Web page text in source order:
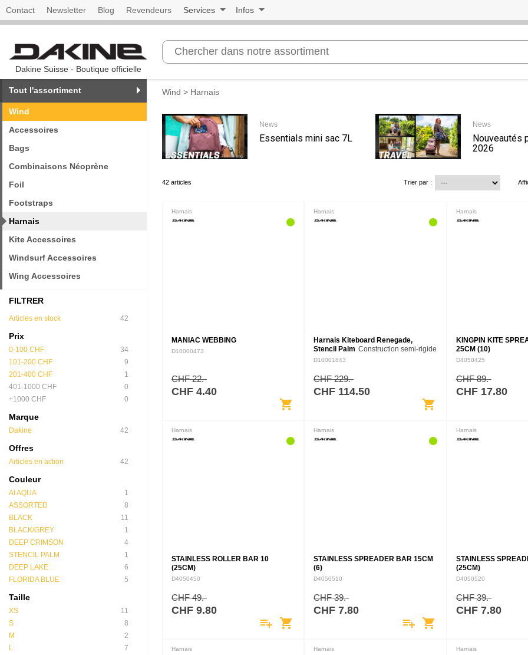
Contact Newsletter Blog Revendeurs Services Infos
Dakine Suisse - Boutique officielle
Tout l'assortiment
Wind
Accessoires
Bags
Combinaisons Néoprène
Foil
Footstraps
Harnais
Kite Accessoires
Windsurf Accessoires
Wing Accessoires
FILTRER
Articles en stock 42
Prix
0-100 CHF
34
101-200 CHF
9
201-400 CHF
1
401-1000 CHF
0
+1000 CHF
0
Marque
Dakine 42
Offres
Articles en action 42
Couleur
AI AQUA
1
ASSORTED
8
BLACK
11
BLACK/GREY
1
DEEP CRIMSON
4
STENCIL PALM
1
DEEP LAKE
6
FLORIDA BLUE
5
Taille
XS
11
S
8
M
2
L
7
Wind > Harnais
News
Essentials mini sac 7L
News
Nouveautés
2026
42 articles Trier par :
Harnais
MANIAC WEBBING
D10000473
CHF 22.-
CHF 4.40
shopping_cart
Harnais
Harnais Kiteboard Renegade,
Stencil Palm Construction semi-rigide
en composite Curv et profil étroit.
latérale rapide et hauteur réglable
Rembourrage en…
D10001843
CHF 229.-
CHF 114.50
shopping_cart
Harnais
KINGPIN KITE
25CM (10)
D4050425
CHF 89.-
CHF 17.80
Harnais
STAINLESS ROLLER BAR 10
(25CM)
D4050450
CHF 49.-
CHF 9.80
playlist_add shopping_cart
Harnais
STAINLESS SPREADER BAR 15CM
(6)
D4050510
CHF 39.-
CHF 7.80
playlist_add shopping_cart
Harnais
STAINLESS
(25CM)
D4050520
CHF 39.-
CHF 7.80
Harnais Harnais Harnais